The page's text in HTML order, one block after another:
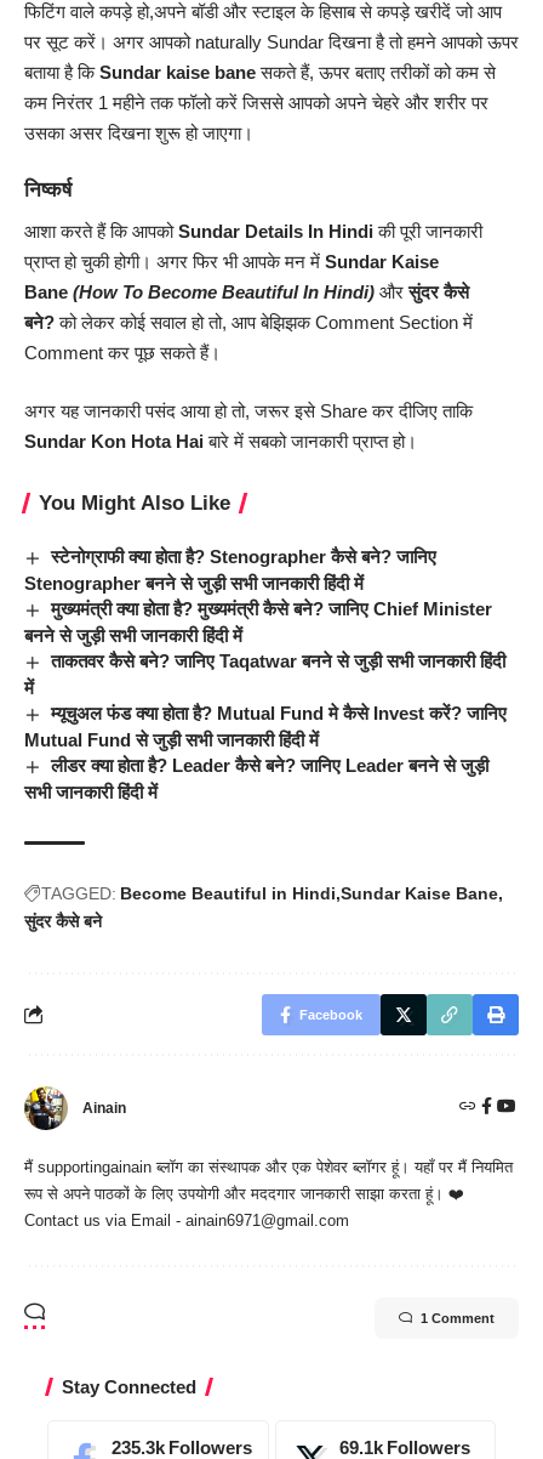
फिटिंग वाले कपड़े हो,अपने बॉडी और स्टाइल के हिसाब से कपड़े खरीदें जो आप
पर सूट करें। अगर आपको naturally Sundar दिखना है तो हमने आपको ऊपर
बताया है किSundar kaise baneसकते हैं, ऊपर बताए तरीकों को कम से
कम निरंतर 1 महीने तक फॉलो करें जिससे आपको अपने चेहरे और शरीर पर
उसका असर दिखना शुरू हो जाएगा।
निष्कर्ष
आशा करते हैं कि आपकोSundar Details In Hindiकी पूरी जानकारी
प्राप्त हो चुकी होगी। अगर फिर भी आपके मन में Sundar Kaise
Bane (How To Become Beautiful In Hindi) औरसुंदर कैसे
बने?को लेकर कोई सवाल हो तो, आप बेझिझक Comment Section में
Comment कर पूछ सकते हैं।
अगर यह जानकारी पसंद आया हो तो, जरूर इसे Share कर दीजिए ताकि
Sundar Kon Hota Haiबारे में सबकोजानकारीप्राप्त हो।
You Might Also Like
स्टेनोग्राफी क्या होता है? Stenographer कैसे बने? जानिए
Stenographer बनने से जुड़ी सभी जानकारी हिंदी में
मुख्यमंत्री क्या होता है? मुख्यमंत्री कैसे बने? जानिए Chief Minister
बनने से जुड़ी सभी जानकारी हिंदी में
ताकतवर कैसे बने? जानिए Taqatwar बनने से जुड़ी सभी जानकारी हिंदी
में
म्यूचुअल फंड क्या होता है? Mutual Fund मे कैसे Invest करें? जानिए
Mutual Fund से जुड़ी सभी जानकारी हिंदी में
लीडर क्या होता है? Leader कैसे बने? जानिए Leader बनने से जुड़ी
सभी जानकारी हिंदी में
TAGGED: Become Beautiful in Hindi Sundar Kaise Bane
सुंदर कैसे बने
Facebook
Ainain
मैं supportingainain ब्लॉग का संस्थापक और एक पेशेवर ब्लॉगर हूं। यहाँ पर मैं नियमित
रूप से अपने पाठकों के लिए उपयोगी और मददगार जानकारी साझा करता हूं। ❤️
Contact us via Email - ainain6971@gmail.com
1 Comment
Stay Connected
235.3k Followers 69.1k Followers